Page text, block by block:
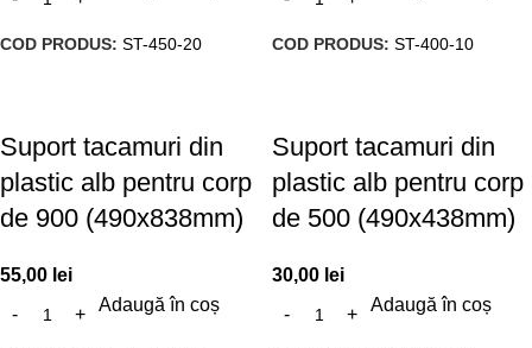
COD PRODUS: ST-450-20 COD PRODUS: ST-400-10
Suport tacamuri din
plastic alb pentru corp
de 900 (490x838mm)
55,00 lei
Adaugă în coș
Suport tacamuri din
plastic alb pentru corp
de 500 (490x438mm)
30,00 lei
Adaugă în coș